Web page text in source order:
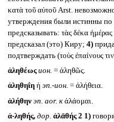
κατὰ τοῦ αὐτοῦ Arst.
утверждения были истинны
предсказывать: τὰς δέκα
предсказал (это) Киру; 4)
подтверждать (τοὺς ἐπαίνους
ἀληθέως ион. = ἀληθῶς.
ἀληθηΐη ἡ эп.-ион. = ἀλήθεια.
ἀλήθην эп. aor. кἀλάομαι.
ἀ-ληθής, дор. ἀλᾱθής 2 1)